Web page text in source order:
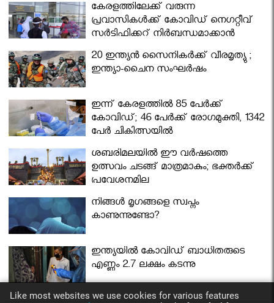
കേരളത്തിലേക്ക് വരുന്ന
പ്രവാസികള്‍ക്ക് കോവിഡ് നെഗറ്റീവ്
സര്‍ട്ടിഫിക്കറ്റ് നിർബന്ധമാക്കാൻ
മന്ത്രിസഭ
20 ഇന്ത്യൻ സൈനികർക്ക് വീരമൃത്യു ;
ഇന്ത്യാ-ചൈന സംഘർഷം
ഇന്ന് കേരളത്തിൽ 85 പേർക്ക്
കോവിഡ്; 46 പേർക്ക് രോഗമുക്തി, 1342
പേർ ചികിത്സയിൽ
ശബരിമലയില്‍ ഈ വർഷത്തെ
ഉത്സവം ചടങ്ങ് മാത്രമാകും; ഭക്തർക്ക്
പ്രവേശനമില്ല
നിങ്ങള്‍ മൃഗങ്ങളെ സ്വപ്നം
കാണുന്നുണ്ടോ?
ഇന്ത്യയിൽ കോവിഡ് ബാധിതരുടെ
എണ്ണം 2.7 ലക്ഷം കടന്നു
Like most websites we use cookies for various features